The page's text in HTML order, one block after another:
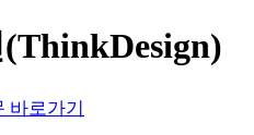
바로가기